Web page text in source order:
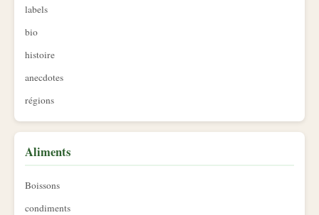
labels
bio
histoire
anecdotes
régions
Aliments
Boissons
condiments